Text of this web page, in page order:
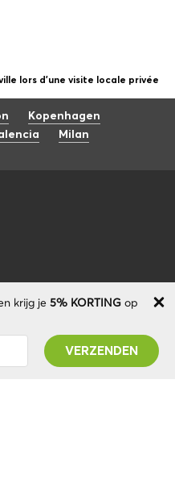
krijg je 5% KORTING op
U ontvangt uw
van uw account!
lors d'une visite locale privée
Kopenhagen
Milan
+34 675 176 220